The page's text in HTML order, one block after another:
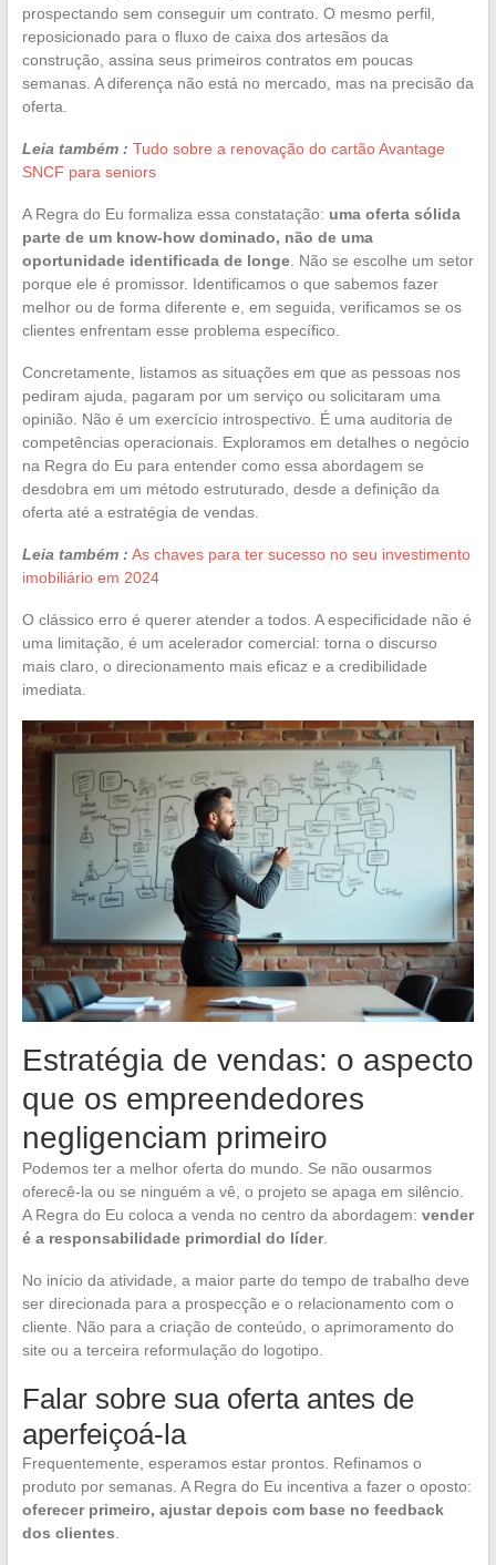
prospectando sem conseguir um contrato. O mesmo perfil,
reposicionado para o fluxo de caixa dos artesãos da
construção, assina seus primeiros contratos em poucas
semanas. A diferença não está no mercado, mas na precisão da
oferta.
Leia também : Tudo sobre a renovação do cartão Avantage
SNCF para seniors
A Regra do Eu formaliza essa constatação: uma oferta sólida
parte de um know-how dominado, não de uma
oportunidade identificada de longe. Não se escolhe um setor
porque ele é promissor. Identificamos o que sabemos fazer
melhor ou de forma diferente e, em seguida, verificamos se os
clientes enfrentam esse problema específico.
Concretamente, listamos as situações em que as pessoas nos
pediram ajuda, pagaram por um serviço ou solicitaram uma
opinião. Não é um exercício introspectivo. É uma auditoria de
competências operacionais. Exploramos em detalhes o negócio
na Regra do Eu para entender como essa abordagem se
desdobra em um método estruturado, desde a definição da
oferta até a estratégia de vendas.
Leia também : As chaves para ter sucesso no seu investimento
imobiliário em 2024
O clássico erro é querer atender a todos. A especificidade não é
uma limitação, é um acelerador comercial: torna o discurso
mais claro, o direcionamento mais eficaz e a credibilidade
imediata.
Estratégia de vendas: o aspecto
que os empreendedores
negligenciam primeiro
Podemos ter a melhor oferta do mundo. Se não ousarmos
oferecê-la ou se ninguém a vê, o projeto se apaga em silêncio.
A Regra do Eu coloca a venda no centro da abordagem: vender
é a responsabilidade primordial do líder.
No início da atividade, a maior parte do tempo de trabalho deve
ser direcionada para a prospecção e o relacionamento com o
cliente. Não para a criação de conteúdo, o aprimoramento do
site ou a terceira reformulação do logotipo.
Falar sobre sua oferta antes de
aperfeiçoá-la
Frequentemente, esperamos estar prontos. Refinamos o
produto por semanas. A Regra do Eu incentiva a fazer o oposto:
oferecer primeiro, ajustar depois com base no feedback
dos clientes.